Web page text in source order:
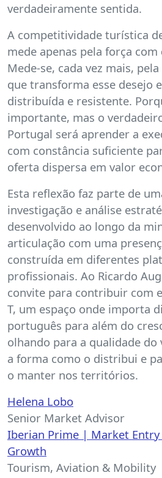
verdadeiramente sentida.
A competitividade turística
mede apenas pela força com
Mede-se, cada vez mais,
que transforma esse desejo
distribuída e resistente.
importante, mas o
Portugal será aprender a
com constância suficiente
oferta dispersa em valor
Esta reflexão faz parte de
investigação e análise
desenvolvido ao longo da
articulação com uma
construída em diferentes
profissionais. Ao Ricardo
convite para contribuir com
T, um espaço onde importa
português para além do
olhando para a qualidade
a forma como o distribui e
o manter nos territórios.
Helena Lobo
Senior Market Advisor
Iberian Prime | Market Entry
Growth
Tourism, Aviation & Mobility